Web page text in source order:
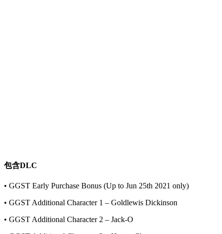
包含DLC
• GGST Early Purchase Bonus (Up to Jun 25th 2021 only)
• GGST Additional Character 1 – Goldlewis Dickinson
• GGST Additional Character 2 – Jack-O